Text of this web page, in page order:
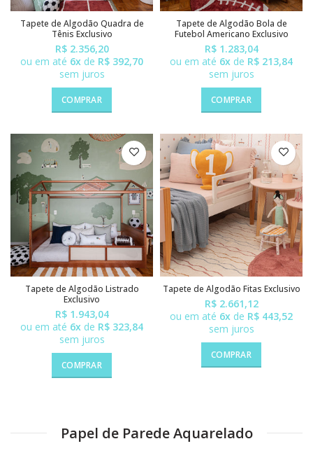
Tapete de Algodão Quadra de
Tênis Exclusivo
R$ 2.356,20
ou em até 6x de R$ 392,70
sem juros
COMPRAR
Tapete de Algodão Bola de
Futebol Americano Exclusivo
R$ 1.283,04
ou em até 6x de R$ 213,84
sem juros
COMPRAR
Tapete de Algodão Listrado
Exclusivo
R$ 1.943,04
ou em até 6x de R$ 323,84
sem juros
COMPRAR
Tapete de Algodão Fitas Exclusivo
R$ 2.661,12
ou em até 6x de R$ 443,52
sem juros
COMPRAR
Papel de Parede Aquarelado